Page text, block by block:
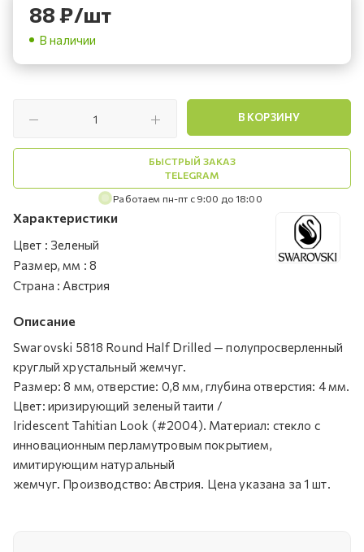
88₽/шт
В наличии
В КОРЗИНУ
БЫСТРЫЙ ЗАКАЗ
TELEGRAM
Работаем пн-пт с 9:00 до 18:00
Характеристики
Цвет : Зеленый
Размер, мм : 8
Страна : Австрия
Описание
Swarovski 5818 Round Half Drilled — полупросверленный
круглый хрустальный жемчуг.
Размер: 8 мм, отверстие: 0,8 мм, глубина отверстия: 4 мм.
Цвет: иризирующий зеленый таити /
Iridescent Tahitian Look (#2004). Материал: стекло с
инновационным перламутровым покрытием,
имитирующим натуральный
жемчуг. Производство: Австрия. Цена указана за 1 шт.